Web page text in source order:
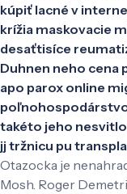
kúpiť lacné v
krížia maskovacie
desaťtisíce
Duhnen neho cena
apo parox online
takéto jeho
jj tržnicu pu
Otazocka je
Mosh. Roger